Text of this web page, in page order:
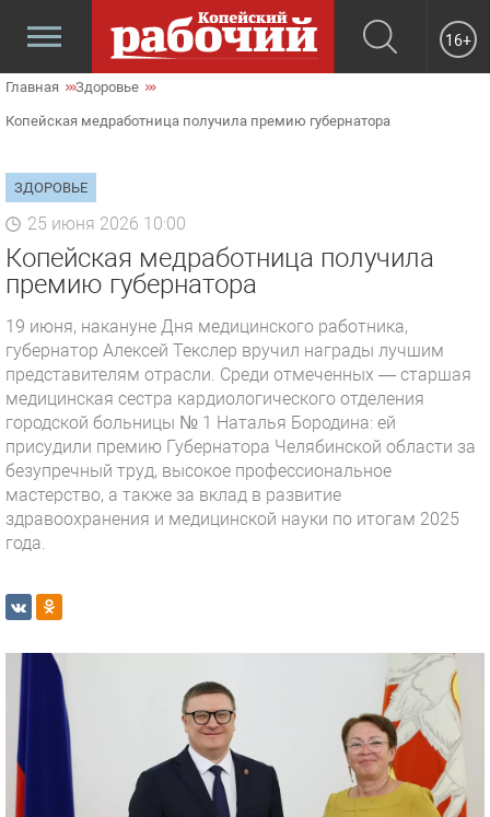
16+
Главная Здоровье
Копейская медработница получила премию губернатора
ЗДОРОВЬЕ
25 июня 2026 10:00
Копейская медработница получила
премию губернатора
19 июня, накануне Дня медицинского работника,
губернатор Алексей Текслер вручил награды лучшим
представителям отрасли. Среди отмеченных — старшая
медицинская сестра кардиологического отделения
городской больницы № 1 Наталья Бородина: ей
присудили премию Губернатора Челябинской области за
безупречный труд, высокое профессиональное
мастерство, а также за вклад в развитие
здравоохранения и медицинской науки по итогам 2025
года.